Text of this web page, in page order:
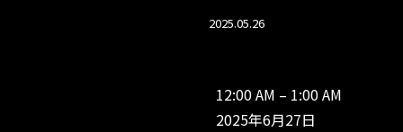
2025.05.26
海
コ
12:00 AM – 1:00 AM
2025年6月27日